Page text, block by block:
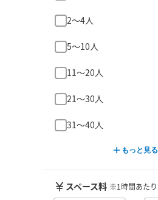
2〜4人
5〜10人
11〜20人
21〜30人
31〜40人
もっと見る
スペース料 ※1時間あたり